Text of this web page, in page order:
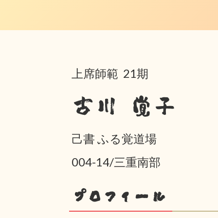
上席師範 21期
古川 覚子
己書 ふる覚道場
004-14/三重南部
プロフィール